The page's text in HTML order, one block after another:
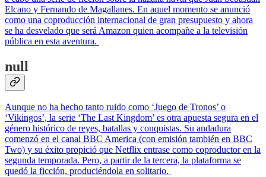
Elcano y Fernando de Magallanes. En aquel momento se anunció
como una coproducción internacional de gran presupuesto y ahora
se ha desvelado que será Amazon quien acompañe a la televisión
pública en esta aventura.
null
Aunque no ha hecho tanto ruido como ‘Juego de Tronos’ o
‘Vikingos’, la serie ‘The Last Kingdom’ es otra apuesta segura en el
género histórico de reyes, batallas y conquistas. Su andadura
comenzó en el canal BBC America (con emisión también en BBC
Two) y su éxito propició que Netflix entrase como coproductor en la
segunda temporada. Pero, a partir de la tercera, la plataforma se
quedó la ficción, produciéndola en solitario.